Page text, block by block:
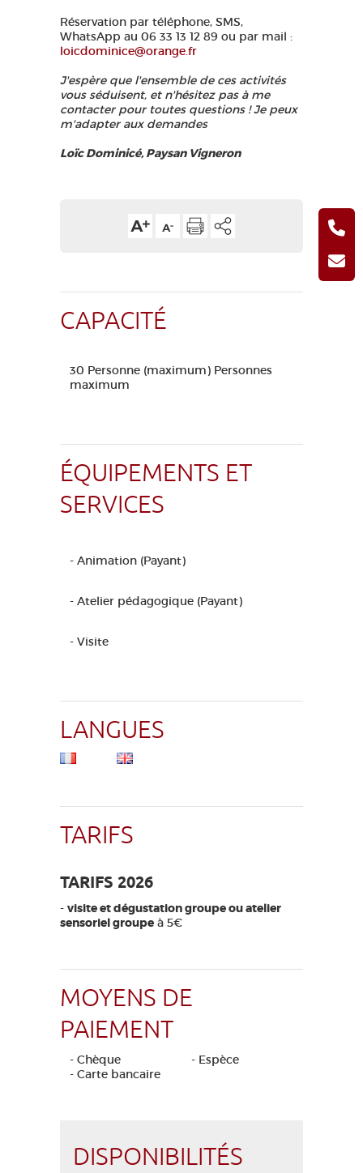
Réservation par téléphone, SMS,
WhatsApp au 06 33 13 12 89 ou par mail :
loicdominice@orange.fr
J'espère que l'ensemble de ces activités
vous séduisent, et n'hésitez pas à me
contacter pour toutes questions ! Je peux
m'adapter aux demandes
Loïc Dominicé, Paysan Vigneron
CAPACITÉ
30 Personne (maximum) Personnes
maximum
ÉQUIPEMENTS ET
SERVICES
- Animation (Payant)
- Atelier pédagogique (Payant)
- Visite
LANGUES
TARIFS
TARIFS 2026
- visite et dégustation groupe ou atelier
sensoriel groupe à 5€
MOYENS DE
PAIEMENT
- Chèque
- Espèce
- Carte bancaire
DISPONIBILITÉS